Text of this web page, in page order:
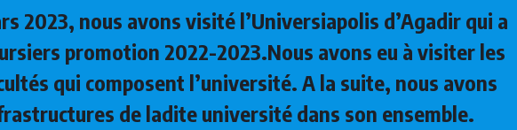
2023, nous avons visité l’Universiapolis d’Agadir qui a
promotion 2022-2023.Nous avons eu à visiter les
qui composent l’université. A la suite, nous avons
de ladite université dans son ensemble.